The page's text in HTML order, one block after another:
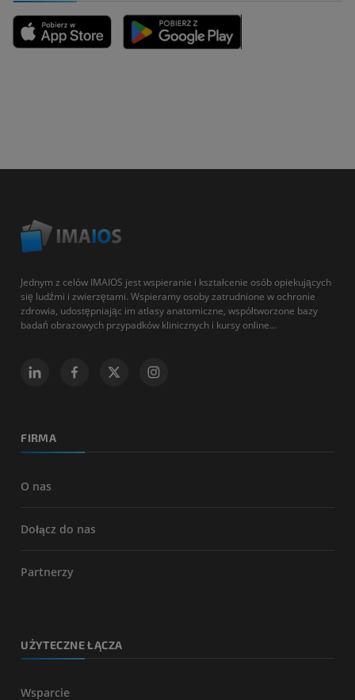
Jednym z celów IMAIOS jest wspieranie i kształcenie osób opiekujących
się ludźmi i zwierzętami. Wspieramy osoby zatrudnione w ochronie
zdrowia, udostępniając im atlasy anatomiczne, współtworzone bazy
badań obrazowych przypadków klinicznych i kursy online...
FIRMA
O nas
Dołącz do nas
Partnerzy
UŻYTECZNE ŁĄCZA
Wsparcie